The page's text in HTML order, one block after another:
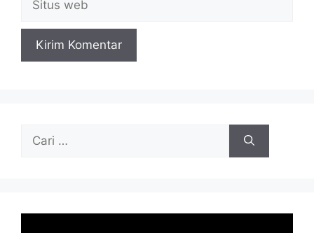
web
Cari